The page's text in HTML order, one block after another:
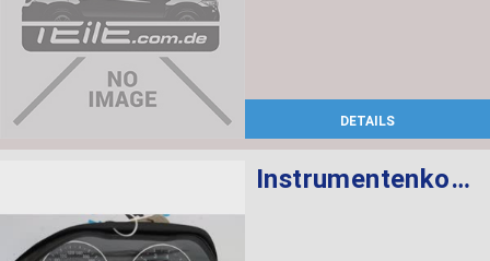
DETAILS
Instrumentenkombination KMH